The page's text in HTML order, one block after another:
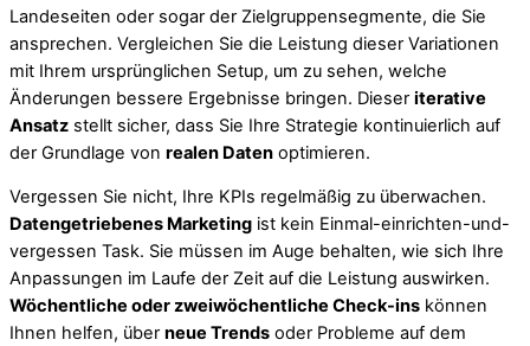
Landeseiten oder sogar der Zielgruppensegmente, die Sie
ansprechen. Vergleichen Sie die Leistung dieser Variationen
mit Ihrem ursprünglichen Setup, um zu sehen, welche
Änderungen bessere Ergebnisse bringen. Dieser iterative
Ansatz stellt sicher, dass Sie Ihre Strategie kontinuierlich auf
der Grundlage von realen Daten optimieren.
Vergessen Sie nicht, Ihre KPIs regelmäßig zu überwachen.
Datengetriebenes Marketing ist kein Einmal-einrichten-und-
vergessen Task. Sie müssen im Auge behalten, wie sich Ihre
Anpassungen im Laufe der Zeit auf die Leistung auswirken.
Wöchentliche oder zweiwöchentliche Check-ins können
Ihnen helfen, über neue Trends oder Probleme auf dem